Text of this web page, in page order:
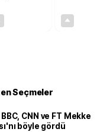
Seçmeler
CNN ve FT Mekke
böyle gördü